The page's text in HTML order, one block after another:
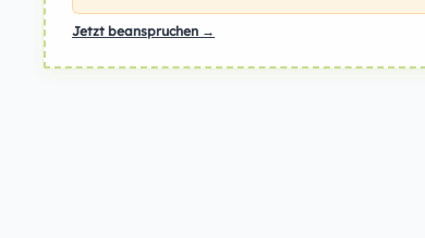
Jetzt beanspruchen →